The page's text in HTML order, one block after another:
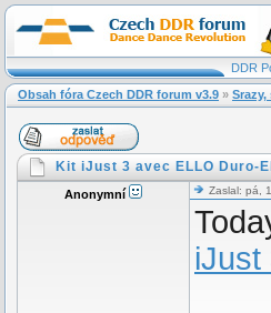
DDR
Obsah fóra Czech DDR forum v3.9 » Srazy,
Kit iJust 3 avec ELLO Duro-
Anonymní Zaslal: pá,
iJust